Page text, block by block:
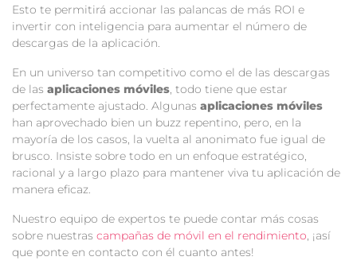
Esto te permitirá accionar las palancas de más ROI e
invertir con inteligencia para aumentar el número de
descargas de la aplicación.
En un universo tan competitivo como el de las descargas
de las aplicaciones móviles, todo tiene que estar
perfectamente ajustado. Algunas aplicaciones móviles
han aprovechado bien un buzz repentino, pero, en la
mayoría de los casos, la vuelta al anonimato fue igual de
brusco. Insiste sobre todo en un enfoque estratégico,
racional y a largo plazo para mantener viva tu aplicación de
manera eficaz.
Nuestro equipo de expertos te puede contar más cosas
sobre nuestras campañas de móvil en el rendimiento, ¡así
que ponte en contacto con él cuanto antes!